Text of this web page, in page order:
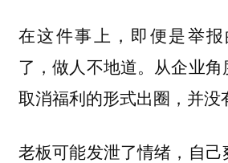
在这件事上，即便是举报
了，做人不地道。从企业
取消福利的形式出圈，并没
老板可能发泄了情绪，自己